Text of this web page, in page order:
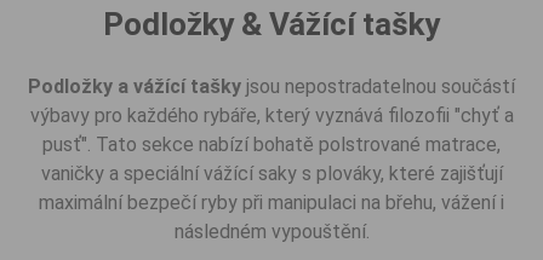
Podložky & Vážící tašky
Podložky a vážící tašky jsou nepostradatelnou součástí
výbavy pro každého rybáře, který vyznává filozofii "chyť a
pusť". Tato sekce nabízí bohatě polstrované matrace,
vaničky a speciální vážící saky s plováky, které zajišťují
maximální bezpečí ryby při manipulaci na břehu, vážení i
následném vypouštění.